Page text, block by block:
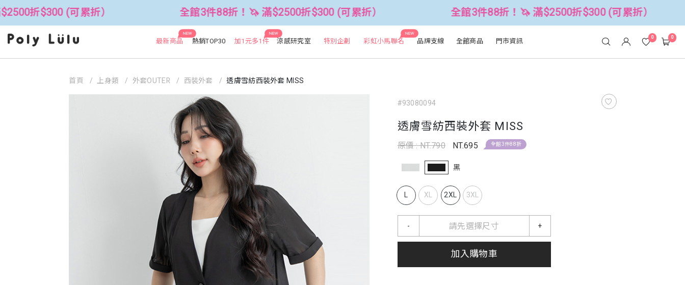
累折） 全館3件88折！🦄 滿$2500折$300 (可累折） 全館3件88折！🦄 滿$2500折$300 (可累折）
NEW
最新商品 熱銷TOP30
NEW
加1元多1件 涼感研究室 特別企劃
NEW
彩虹小馬聯名 品牌支線 全館商品 門市資訊 0 0
#93080094
透膚雪紡西裝外套 MISS
原價 : NT.790 NT.695 全館3件88折
黑
L XL 2XL 3XL
請先選擇尺寸
- +
加入購物車
首頁 上身類 外套OUTER 西裝外套 透膚雪紡西裝外套 MISS